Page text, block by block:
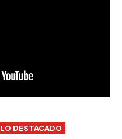
LO DESTACADO